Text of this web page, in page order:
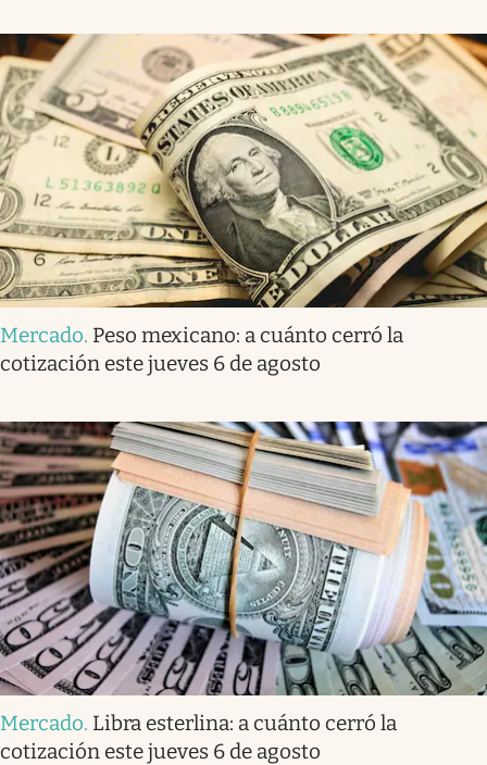
Mercado. Peso mexicano: a cuánto cerró la
cotización este jueves 6 de agosto
Mercado. Libra esterlina: a cuánto cerró la
cotización este jueves 6 de agosto